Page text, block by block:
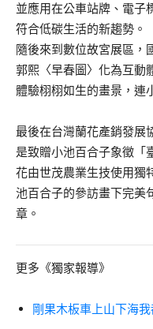
並應用在公車站牌、電子
符合低碳生活的新趨勢。
隨後來到數位故宮展區，
郭熙〈早春圖〉化為互動
體驗栩栩如生的畫景，連
最後在台灣蘭花產銷發展
是致贈小池百合子象徵「
花由世茂農業生技使用獨
池百合子的參訪畫下完美
章。
更多《獨家報導》
剛果木板車上山下海